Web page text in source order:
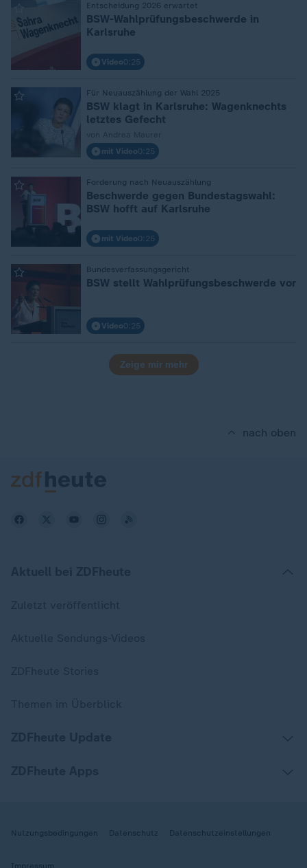
Entscheidung 2026 erwartet
BSW-Wahlprüfungsbeschwerde in
Karlsruhe
Video0:25
Für Neuauszählung der Wahl 2025
:
BSW klagt in Karlsruhe: Wagenknechts
letztes Gefecht
mit Video0:25
Forderung nach Neuauszählung
:
Beschwerde gegen Bundestagswahl:
BSW hofft auf Karlsruhe
mit Video0:25
Bundesverfassungsgericht
: BSW stellt Wahlprüfungsbeschwerde vor
Video0:25
Zeige mir mehr
nach oben
Nutzungsbedingungen Datenschutz Datenschutzeinstellungen
Impressum